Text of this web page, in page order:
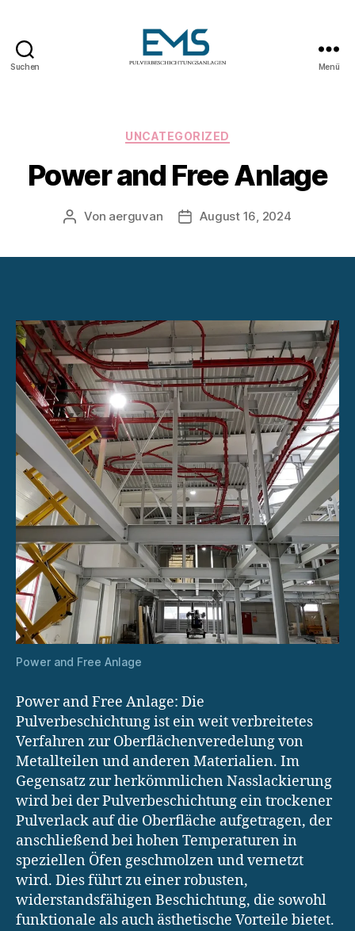
Suchen Menü
Kategorien
UNCATEGORIZED
Power and Free Anlage
Beitragsautor
Von aerguvan Veröffentlichungsdatum
August 16, 2024
Power and Free Anlage
Power and Free Anlage: Die
Pulverbeschichtung ist ein weit verbreitetes
Verfahren zur Oberflächenveredelung von
Metallteilen und anderen Materialien. Im
Gegensatz zur herkömmlichen Nasslackierung
wird bei der Pulverbeschichtung ein trockener
Pulverlack auf die Oberfläche aufgetragen, der
anschließend bei hohen Temperaturen in
speziellen Öfen geschmolzen und vernetzt
wird. Dies führt zu einer robusten,
widerstandsfähigen Beschichtung, die sowohl
funktionale als auch ästhetische Vorteile bietet.